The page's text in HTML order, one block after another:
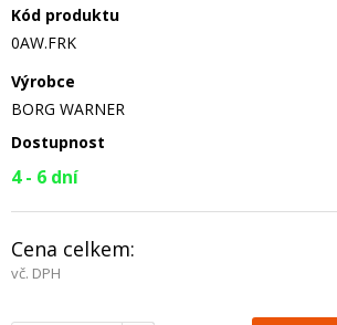
Kód produktu
0AW.FRK
Výrobce
BORG WARNER
Dostupnost
4 - 6 dní
Cena celkem:
vč. DPH